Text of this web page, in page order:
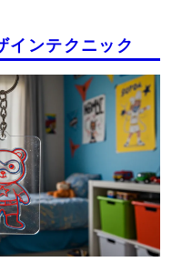
インテクニック